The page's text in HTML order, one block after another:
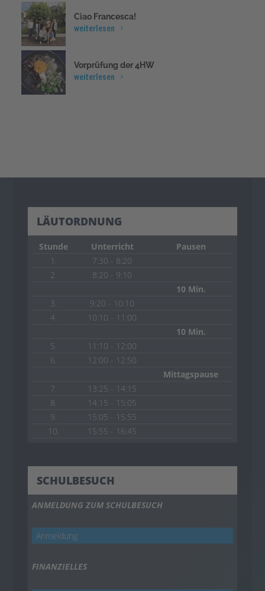
Ciao Francesca!
weiterlesen
Vorprüfung der 4HW
weiterlesen
LÄUTORDNUNG
Stunde Unterricht
Pausen
1.
7:30 - 8:20
2.
8:20 - 9:10
10 Min.
3.
9:20 - 10:10
4.
10:10 - 11:00
10 Min.
5.
11:10 - 12:00
6.
12:00 - 12:50
Mittagspause
7.
13:25 - 14:15
8.
14:15 - 15:05
9.
15:05 - 15:55
10.
15:55 - 16:45
SCHULBESUCH
ANMELDUNG ZUM SCHULBESUCH
Anmeldung
FINANZIELLES